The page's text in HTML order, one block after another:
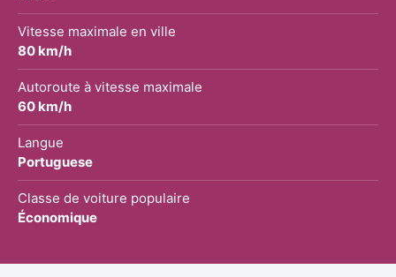
Vitesse maximale en ville
80 km/h
Autoroute à vitesse maximale
60 km/h
Langue
Portuguese
Classe de voiture populaire
Économique